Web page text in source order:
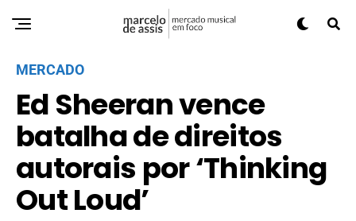
MERCADO
Ed Sheeran vence
batalha de direitos
autorais por ‘Thinking
Out Loud’